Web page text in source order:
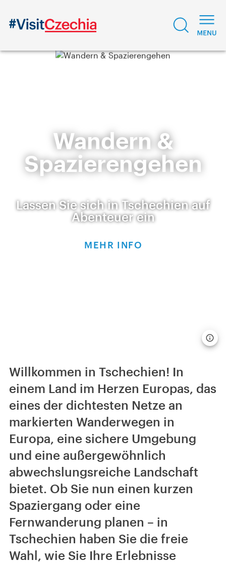
Wandern &
Spazierengehen
Lassen Sie sich in Tschechien auf
Abenteuer ein
MEHR INFO
Willkommen in Tschechien! In
einem Land im Herzen Europas, das
eines der dichtesten Netze an
markierten Wanderwegen in
Europa, eine sichere Umgebung
und eine außergewöhnlich
abwechslungsreiche Landschaft
bietet. Ob Sie nun einen kurzen
Spaziergang oder eine
Fernwanderung planen – in
Tschechien haben Sie die freie
Wahl, wie Sie Ihre Erlebnisse